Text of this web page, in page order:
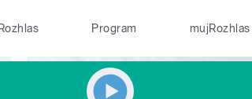
Program mujRozhlas